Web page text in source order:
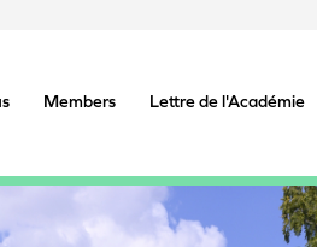
Members Lettre de l'Académie